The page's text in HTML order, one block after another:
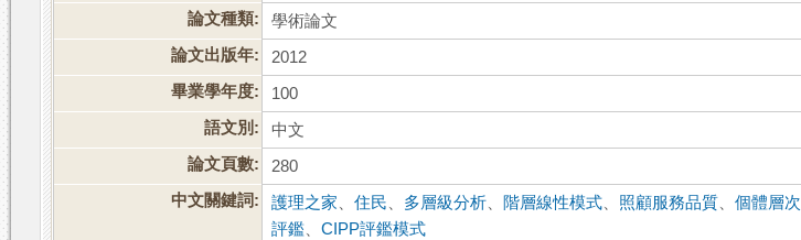
論文種類:
學術論文
論文出版年:
2012
畢業學年度:
100
語文別:
中文
論文頁數:
280
中文關鍵詞:
護理之家 、住民 多層級分析 階層線性模式 照顧服務品質 、個體層次
評鑑 、CIPP評鑑模式